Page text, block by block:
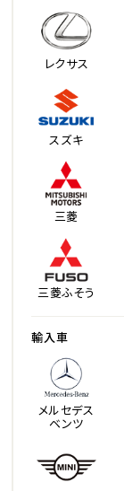
レクサス
スズキ
三菱
三菱ふそう
輸入車
メルセデス
ベンツ